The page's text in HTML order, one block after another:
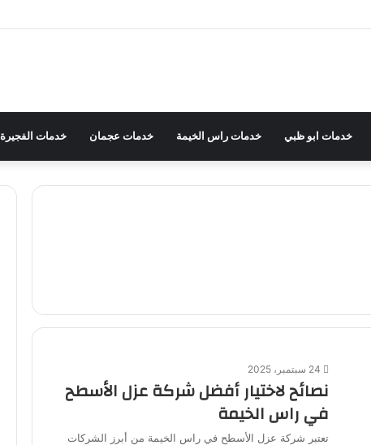
خدمات ابو ظبي خدمات راس الخيمة خدمات عجمان خدمات الفجيرة
24 سبتمبر، 2025
نصائح لاختيار أفضل شركة عزل الأسطح
في راس الخيمة
تعتبر شركة عزل الأسطح في راس الخيمة من أبرز الشركات